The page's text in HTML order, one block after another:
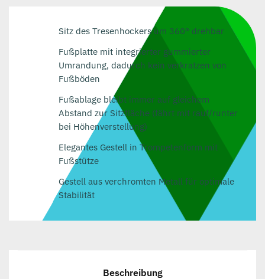
Sitz des Tresenhockers um 360° drehbar
Fußplatte mit integrierter gummierter
Umrandung, dadurch kein verkratzen von
Fußböden
Fußablage bleibt immer auf gleichem
Abstand zur Sitzfläche (fährt mit rauf/runter
bei Höhenverstellung)
Elegantes Gestell in Trompetenform mit
Fußstütze
Gestell aus verchromten Metall für optimale
Stabilität
Beschreibung